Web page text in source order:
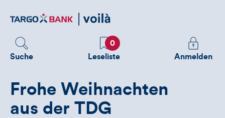
zum
Suche
Favoriten
0
Leseliste
Melden
Sie
Anmelden
Frohe Weihnachten
aus der TDG